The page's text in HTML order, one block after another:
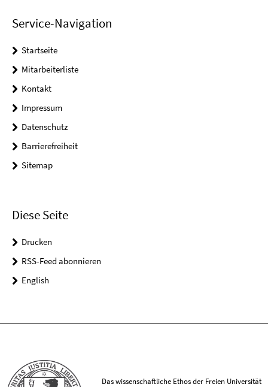
Service-Navigation
Startseite
Mitarbeiterliste
Kontakt
Impressum
Datenschutz
Barrierefreiheit
Sitemap
Diese Seite
Drucken
RSS-Feed abonnieren
English
Das wissenschaftliche Ethos der Freien Universität